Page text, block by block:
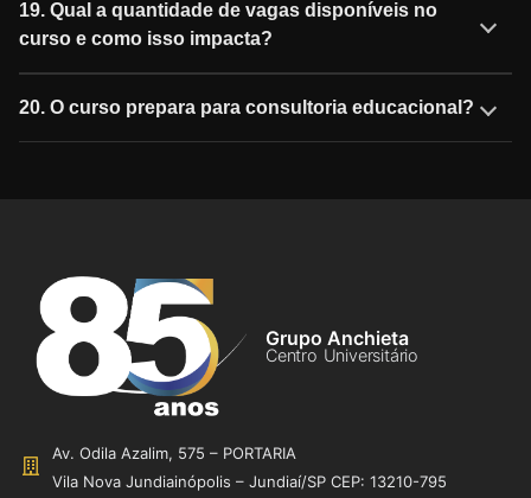
19. Qual a quantidade de vagas disponíveis no
curso e como isso impacta?
20. O curso prepara para consultoria educacional?
Grupo Anchieta
Centro Universitário
Av. Odila Azalim, 575 – PORTARIA
Vila Nova Jundiainópolis – Jundiaí/SP CEP: 13210-795